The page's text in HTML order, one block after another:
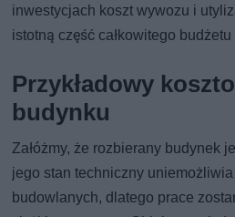
inwestycjach koszt wywozu i
istotną część całkowitego
Przykładowy
budynku
Załóżmy, że rozbierany budynek
jego stan techniczny
budowlanych, dlatego prace